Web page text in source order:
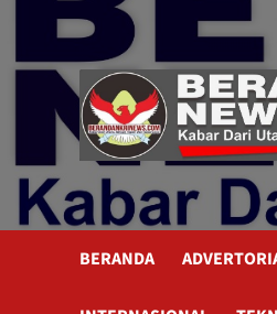
content
BERANDA